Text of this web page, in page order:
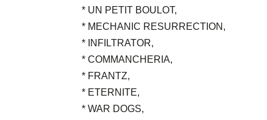
* UN PETIT BOULOT,
* MECHANIC RESURRECTION,
* INFILTRATOR,
* COMMANCHERIA,
* FRANTZ,
* ETERNITE,
* WAR DOGS,